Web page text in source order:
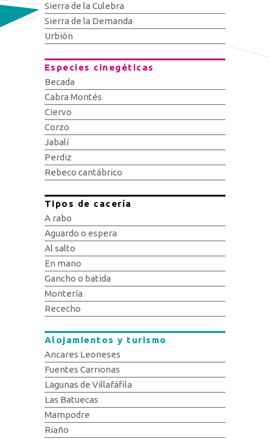
Sierra de la Culebra
Sierra de la Demanda
Urbión
Especies cinegéticas
Becada
Cabra Montés
Ciervo
Corzo
Jabalí
Perdiz
Rebeco cantábrico
Tipos de cacería
A rabo
Aguardo o espera
Al salto
En mano
Gancho o batida
Montería
Rececho
Alojamientos y turismo
Ancares Leoneses
Fuentes Carrionas
Lagunas de Villafáfila
Las Batuecas
Mampodre
Riaño